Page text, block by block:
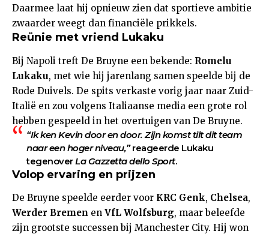
Daarmee laat hij opnieuw zien dat sportieve ambitie
zwaarder weegt dan financiële prikkels.
Reünie met vriend Lukaku
Bij Napoli treft De Bruyne een bekende: Romelu
Lukaku, met wie hij jarenlang samen speelde bij de
Rode Duivels. De spits verkaste vorig jaar naar Zuid-
Italië en zou volgens Italiaanse media een grote rol
hebben gespeeld in het overtuigen van De Bruyne.
“Ik ken Kevin door en door. Zijn komst tilt dit team
naar een hoger niveau,”reageerde Lukaku
tegenover La Gazzetta dello Sport.
Volop ervaring en prijzen
De Bruyne speelde eerder voor KRC Genk, Chelsea,
Werder Bremen en VfL Wolfsburg, maar beleefde
zijn grootste successen bij Manchester City. Hij won